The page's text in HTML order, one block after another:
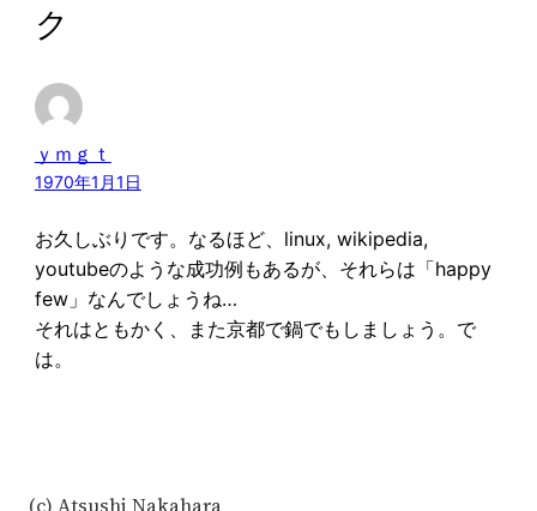
ク
ｙｍｇｔ
1970年1月1日
お久しぶりです。なるほど、linux, wikipedia,
youtubeのような成功例もあるが、それらは「happy
few」なんでしょうね…
それはともかく、また京都で鍋でもしましょう。で
は。
(c) Atsushi Nakahara